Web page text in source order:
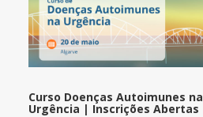
Curso Doenças Autoimunes na
Urgência | Inscrições Abertas